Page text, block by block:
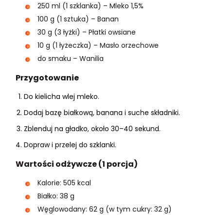
250 ml (1 szklanka) – Mleko 1,5%
100 g (1 sztuka) – Banan
30 g (3 łyżki) – Płatki owsiane
10 g (1 łyżeczka) – Masło orzechowe
do smaku – Wanilia
Przygotowanie
Do kielicha wlej mleko.
Dodaj bazę białkową, banana i suche składniki.
Zblenduj na gładko, około 30–40 sekund.
Dopraw i przelej do szklanki.
Wartości odżywcze (1 porcja)
Kalorie: 505 kcal
Białko: 38 g
Węglowodany: 62 g (w tym cukry: 32 g)